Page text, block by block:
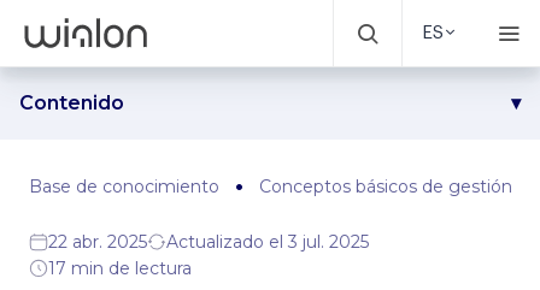
ES
Contenido
Telemática, gestión de flotas y GPS: conceptos clave y
diferencias
Base de conocimiento Conceptos básicos de gestión
22 abr. 2025
Actualizado el 3 jul. 2025
17 min de lectura